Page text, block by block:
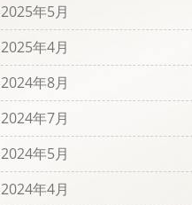
2025年5月
2025年4月
2024年8月
2024年7月
2024年5月
2024年4月